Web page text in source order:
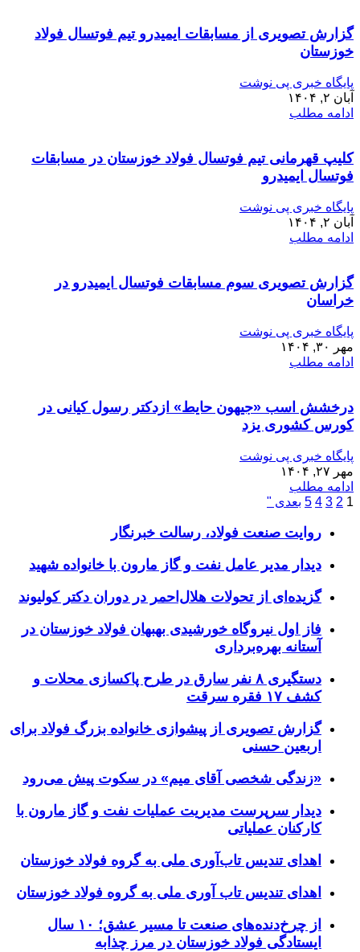
گزارش تصویری از مسابقات ایمیدرو تیم فوتسال فولاد
خوزستان
پایگاه خبری پی نوشت
آبان ۲, ۱۴۰۴
ادامه مطلب
کلیپ قهرمانی تیم فوتسال فولاد خوزستان در مسابقات
فوتسال ایمیدرو
پایگاه خبری پی نوشت
آبان ۲, ۱۴۰۴
ادامه مطلب
گزارش تصویری سوم مسابقات فوتسال ایمیدرو در
خراسان
پایگاه خبری پی نوشت
مهر ۳۰, ۱۴۰۴
ادامه مطلب
درخشش اسب «جیهون حایط» ازدکتر رسول کیانی در
کورس کشوری یزد
پایگاه خبری پی نوشت
مهر ۲۷, ۱۴۰۴
ادامه مطلب
1
2
3
4
5 بعدی "
روایت صنعت فولاد،‌ رسالت خبرنگار
دیدار مدیر عامل نفت و گاز مارون با خانواده شهید
گزیده‌ای از تحولات هلال‌احمر در دوران دکتر کولیوند
فاز اول نیروگاه خورشیدی بهبهان فولاد خوزستان در
آستانه بهره‌برداری
دستگیری ۸ نفر سارق در طرح پاکسازی محلات و
کشف ۱۷ فقره سرقت
گزارش تصویری از پیشوازی خانواده بزرگ فولاد برای
اربعین حسنی
«زندگی شخصی آقای میم» در سکوت پیش می‌رود
دیدار سرپرست مدیریت عملیات نفت و گاز مارون با
کارکنان عملیاتی
اهدای تندیس تاب‌آوری ملی به گروه فولاد خوزستان
اهدای تندیس تاب آوری ملی به گروه فولاد خوزستان
از چرخ‌دنده‌های صنعت تا مسیر عشق؛ ۱۰ سال
ایستادگی فولاد خوزستان در مرز چذابه